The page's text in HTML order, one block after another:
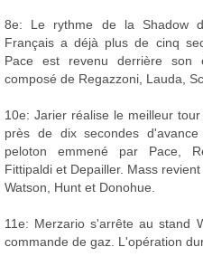
8e: Le rythme de la Shadow
Français a déjà plus de cinq
Pace est revenu derrière son
composé de Regazzoni, Lauda,
10e: Jarier réalise le meilleur
près de dix secondes
peloton emmené par Pace,
Fittipaldi et Depailler. Mass
Watson, Hunt et Donohue.
11e: Merzario s'arrête au stand
commande de gaz. L'opération